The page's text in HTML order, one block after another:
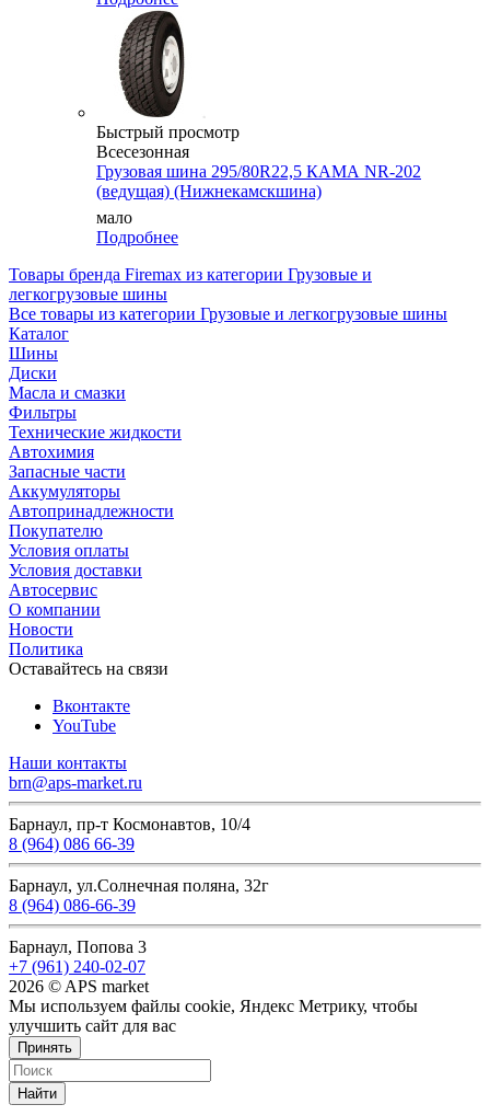
Быстрый просмотр
Всесезонная
Грузовая шина 295/80R22,5 КАМА NR-202
(ведущая) (Нижнекамскшина)
мало
Подробнее
Товары бренда Firemax из категории Грузовые и
легкогрузовые шины
Все товары из категории Грузовые и легкогрузовые шины
Каталог
Шины
Диски
Масла и смазки
Фильтры
Технические жидкости
Автохимия
Запасные части
Аккумуляторы
Автопринадлежности
Покупателю
Условия оплаты
Условия доставки
Автосервис
О компании
Новости
Политика
Оставайтесь на связи
Вконтакте
YouTube
Наши контакты
brn@aps-market.ru
Барнаул, пр-т Космонавтов, 10/4
8 (964) 086 66-39
Барнаул, ул.Солнечная поляна, 32г
8 (964) 086-66-39
Барнаул, Попова 3
+7 (961) 240-02-07
2026 © APS market
Мы используем файлы cookie, Яндекс Метрику, чтобы
улучшить сайт для вас
Принять
Найти